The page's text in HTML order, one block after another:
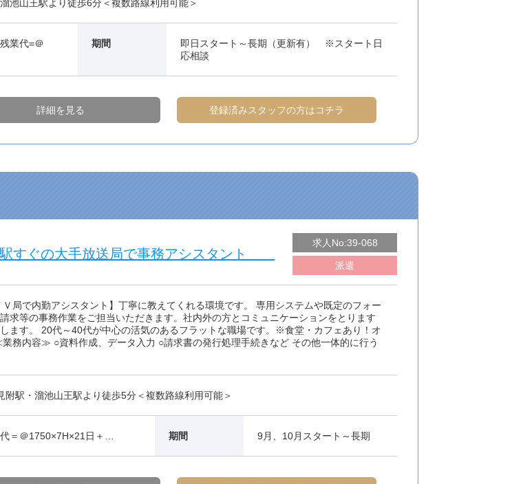
山王駅より徒歩6分＜複数路線利用可能＞
業代=＠
期間
即日スタート～長期（更新有） ※スタート日
応相談
詳細を見る 登録済みスタッフの方はコチラ
駅すぐの大手放送局で事務アシスタント
求人No:39-068
派遣
Ｖ局で内勤アシスタント】丁寧に教えてくれる環境です。 専用システムや既定のフォー
求等の事務作業をご担当いただきます。社内外の方とコミュニケーションをとります
ます。 20代～40代が中心の活気のあるフラットな職場です。※食堂・カフェあり！オ
内容≫ ○資料作成、データ入力 ○請求書の発行処理手続きなど その他一体的に行う
駅・溜池山王駅より徒歩5分＜複数路線利用可能＞
＝＠1750×7H×21日＋… 期間 9月、10月スタート～長期